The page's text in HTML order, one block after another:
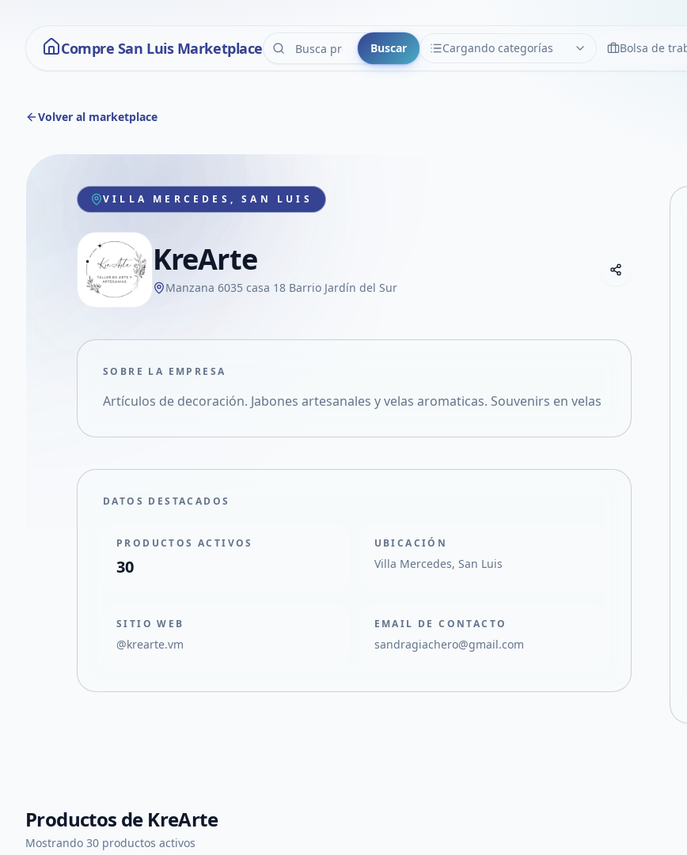
Compre San Luis Marketplace Buscar Cargando categorías
CATEGORÍAS LimpiarBolsa de
Volver al marketplace
VILLA MERCEDES, SAN LUIS
KreArte
Manzana 6035 casa 18 Barrio Jardín del Sur
Compartir
Compartir
SOBRE LA EMPRESA
Artículos de decoración. Jabones artesanales y velas aromaticas. Souvenirs en velas
DATOS DESTACADOS
PRODUCTOS ACTIVOS
30
UBICACIÓN
Villa Mercedes, San Luis
SITIO WEB
@krearte.vm
EMAIL DE CONTACTO
sandragiachero@gmail.com
Productos de KreArte
Mostrando 30 productos activos